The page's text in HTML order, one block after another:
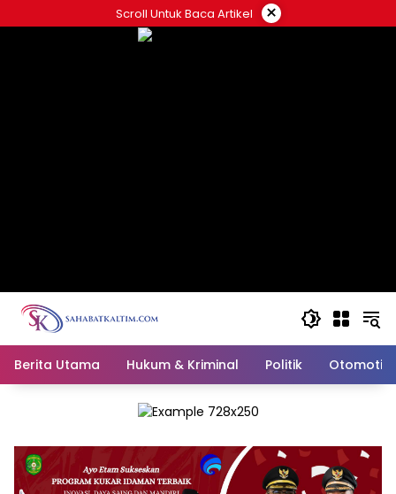
to
Scroll Untuk Baca Artikel ×
Berita Utama Hukum & Kriminal Politik Otomotif